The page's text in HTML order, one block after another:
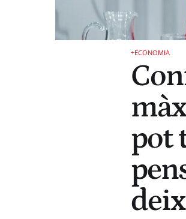
+ECONOMIA
pot